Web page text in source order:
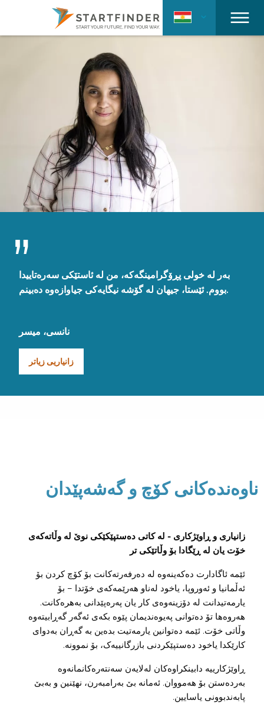
بەر لە خولی پڕۆگرامینگەکە، من لە ئاستێکی سەرەتاییدا
بووم. ئێستا، جیهان لە گۆشە نیگایەکی جیاوازەوە دەبینم.
نانسی، میسر
زانیاریی زیاتر
ناوەندەکانی کۆچ و گەشەپێدان
زانیاری و ڕاوێژکاری - لە کاتی دەستپێکێکی نوێ لە وڵاتەکەی
خۆت یان لە ڕێگادا بۆ وڵاتێکی تر
ئێمە ئاگادارت دەکەینەوە لە دەرفەرتەکانت بۆ کۆچ کردن بۆ
ئەڵمانیا و ئەوروپا، یاخود لەناو هەرێمەکەی خۆتدا – بۆ
یارمەتیدانت لە دۆزینەوەی کار یان پەرەپێدانی بەهرەکانت.
هەروەها تۆ دەتوانی پەیوەندیمان پێوە بکەی ئەگەر گەڕابیتەوە
وڵاتی خۆت. ئێمە دەتوانین یارمەتیت بدەین بە گەڕان بەدوای
کارێکدا یاخود دەستپێکردنی بازرگانییەک، بۆ نموونە.
ڕاوێژکارییە دابینکراوەکان لەلایەن سەنتەرەکانمانەوە
بەردەستن بۆ هەمووان. ئەمانە بێ بەرامبەرن، نهێنین و بەبێ
پابەندبوونی یاسایین.